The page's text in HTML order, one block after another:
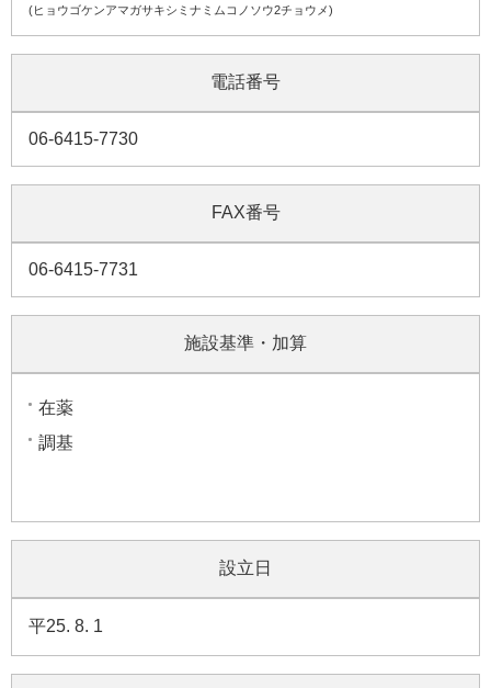
(ヒョウゴケンアマガサキシミナミムコノソウ2チョウメ)
電話番号
06-6415-7730
FAX番号
06-6415-7731
施設基準・加算
在薬
調基
設立日
平25. 8. 1